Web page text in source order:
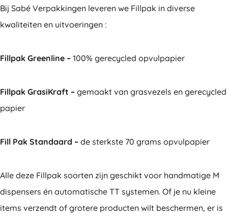
Bij Sabé Verpakkingen leveren we Fillpak in diverse
kwaliteiten en uitvoeringen :
Fillpak Greenline – 100% gerecycled opvulpapier
Fillpak GrasiKraft – gemaakt van grasvezels en gerecycled
papier
Fill Pak Standaard – de sterkste 70 grams opvulpapier
Alle deze Fillpak soorten zijn geschikt voor handmatige M
dispensers én automatische TT systemen. Of je nu kleine
items verzendt of grotere producten wilt beschermen, er is